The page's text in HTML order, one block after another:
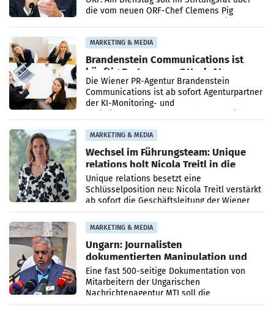
die vom neuen ORF-Chef Clemens Pig
MARKETING & MEDIA
Brandenstein Communications ist
künftig Partner von OtterlyAI
Die Wiener PR-Agentur Brandenstein
Communications ist ab sofort Agenturpartner
der KI-Monitoring- und
MARKETING & MEDIA
Wechsel im Führungsteam: Unique
relations holt Nicola Treitl in die
Geschäftsleitung
Unique relations besetzt eine
Schlüsselposition neu: Nicola Treitl verstärkt
ab sofort die Geschäftsleitung der Wiener
PR-Agentur an der Seite von Josef Kalina und
Anna Kalina-Mahr.
MARKETING & MEDIA
Ungarn: Journalisten
dokumentierten Manipulation und
Zensur
Eine fast 500-seitige Dokumentation von
Mitarbeitern der Ungarischen
Nachrichtenagentur MTI soll die
systematische Nachrichten-Manipulation und